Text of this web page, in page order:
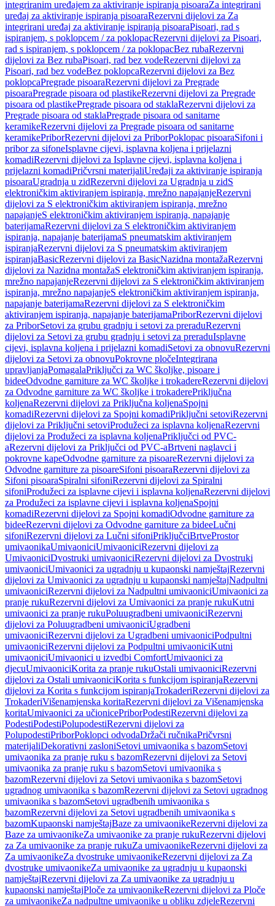
integriranim uređajem za aktiviranje ispiranja pisoaraZa integrirani
uređaj za aktiviranje ispiranja pisoaraRezervni dijelovi za Za
integrirani uređaj za aktiviranje ispiranja pisoaraPisoari, rad s
ispiranjem, s poklopcem / za poklopacRezervni dijelovi za Pisoari,
rad s ispiranjem, s poklopcem / za poklopacBez rubaRezervni
dijelovi za Bez rubaPisoari, rad bez vodeRezervni dijelovi za
Pisoari, rad bez vodeBez poklopcaRezervni dijelovi za Bez
poklopcaPregrade pisoaraRezervni dijelovi za Pregrade
pisoaraPregrade pisoara od plastikeRezervni dijelovi za Pregrade
pisoara od plastikePregrade pisoara od staklaRezervni dijelovi za
Pregrade pisoara od staklaPregrade pisoara od sanitarne
keramikeRezervni dijelovi za Pregrade pisoara od sanitarne
keramikePriborRezervni dijelovi za PriborPoklopac pisoaraSifoni i
pribor za sifoneIsplavne cijevi, isplavna koljena i prijelazni
komadiRezervni dijelovi za Isplavne cijevi, isplavna koljena i
prijelazni komadiPričvrsni materijaliUređaji za aktiviranje ispiranja
pisoaraUgradnja u zidRezervni dijelovi za Ugradnja u zidS
elektroničkim aktiviranjem ispiranja, mrežno napajanjeRezervni
dijelovi za S elektroničkim aktiviranjem ispiranja, mrežno
napajanjeS elektroničkim aktiviranjem ispiranja, napajanje
baterijamaRezervni dijelovi za S elektroničkim aktiviranjem
ispiranja, napajanje baterijamaS pneumatskim aktiviranjem
ispiranjaRezervni dijelovi za S pneumatskim aktiviranjem
ispiranjaBasicRezervni dijelovi za BasicNazidna montažaRezervni
dijelovi za Nazidna montažaS elektroničkim aktiviranjem ispiranja,
mrežno napajanjeRezervni dijelovi za S elektroničkim aktiviranjem
ispiranja, mrežno napajanjeS elektroničkim aktiviranjem ispiranja,
napajanje baterijamaRezervni dijelovi za S elektroničkim
aktiviranjem ispiranja, napajanje baterijamaPriborRezervni dijelovi
za PriborSetovi za grubu gradnju i setovi za preraduRezervni
dijelovi za Setovi za grubu gradnju i setovi za preraduIsplavne
cijevi, isplavna koljena i prijelazni komadiSetovi za obnovuRezervni
dijelovi za Setovi za obnovuPokrovne pločeIntegrirana
upravljanjaPomagalaPriključci za WC školjke, pisoare i
bideeOdvodne garniture za WC školjke i trokadereRezervni dijelovi
za Odvodne garniture za WC školjke i trokaderePriključna
koljenaRezervni dijelovi za Priključna koljenaSpojni
komadiRezervni dijelovi za Spojni komadiPriključni setoviRezervni
dijelovi za Priključni setoviProdužeci za isplavna koljenaRezervni
dijelovi za Produžeci za isplavna koljenaPriključci od PVC-
aRezervni dijelovi za Priključci od PVC-aBrtveni naglavci i
pokrovne kapeOdvodne garniture za pisoareRezervni dijelovi za
Odvodne garniture za pisoareSifoni pisoaraRezervni dijelovi za
Sifoni pisoaraSpiralni sifoniRezervni dijelovi za Spiralni
sifoniProdužeci za isplavne cijevi i isplavna koljenaRezervni dijelovi
za Produžeci za isplavne cijevi i isplavna koljenaSpojni
komadiRezervni dijelovi za Spojni komadiOdvodne garniture za
bideeRezervni dijelovi za Odvodne garniture za bideeLučni
sifoniRezervni dijelovi za Lučni sifoniPriključciBrtveProstor
umivaonikaUmivaoniciUmivaoniciRezervni dijelovi za
UmivaoniciDvostruki umivaoniciRezervni dijelovi za Dvostruki
umivaoniciUmivaonici za ugradnju u kupaonski namještajRezervni
dijelovi za Umivaonici za ugradnju u kupaonski namještajNadpultni
umivaoniciRezervni dijelovi za Nadpultni umivaoniciUmivaonici za
pranje rukuRezervni dijelovi za Umivaonici za pranje rukuKutni
umivaonici za pranje rukuPoluugradbeni umivaoniciRezervni
dijelovi za Poluugradbeni umivaoniciUgradbeni
umivaoniciRezervni dijelovi za Ugradbeni umivaoniciPodpultni
umivaoniciRezervni dijelovi za Podpultni umivaoniciKutni
umivaoniciUmivaonici u izvedbi ComfortUmivaonici za
djecuUmivaoniciKorita za pranje rukuOstali umivaoniciRezervni
dijelovi za Ostali umivaoniciKorita s funkcijom ispiranjaRezervni
dijelovi za Korita s funkcijom ispiranjaTrokaderiRezervni dijelovi za
TrokaderiVišenamjenska koritaRezervni dijelovi za Višenamjenska
koritaUmivaonici za učionicePriborPodestiRezervni dijelovi za
PodestiPodestiPolupodestiRezervni dijelovi za
PolupodestiPriborPoklopci odvodaDržači ručnikaPričvrsni
materijaliDekorativni zasloniSetovi umivaonika s bazomSetovi
umivaonika za pranje ruku s bazomRezervni dijelovi za Setovi
umivaonika za pranje ruku s bazomSetovi umivaonika s
bazomRezervni dijelovi za Setovi umivaonika s bazomSetovi
ugradnog umivaonika s bazomRezervni dijelovi za Setovi ugradnog
umivaonika s bazomSetovi ugradbenih umivaonika s
bazomRezervni dijelovi za Setovi ugradbenih umivaonika s
bazomKupaonski namještajBaze za umivaonikeRezervni dijelovi za
Baze za umivaonikeZa umivaonike za pranje rukuRezervni dijelovi
za Za umivaonike za pranje rukuZa umivaonikeRezervni dijelovi za
Za umivaonikeZa dvostruke umivaonikeRezervni dijelovi za Za
dvostruke umivaonikeZa umivaonike za ugradnju u kupaonski
namještajRezervni dijelovi za Za umivaonike za ugradnju u
kupaonski namještajPloče za umivaonikeRezervni dijelovi za Ploče
za umivaonikeZa nadpultne umivaonike u obliku zdjeleRezervni